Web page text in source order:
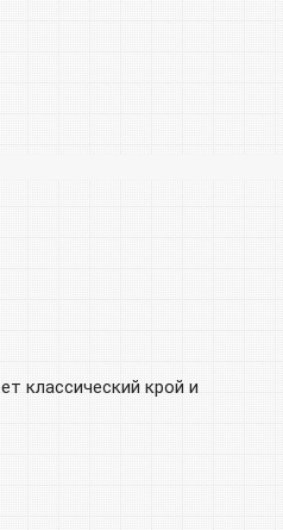
классический крой и